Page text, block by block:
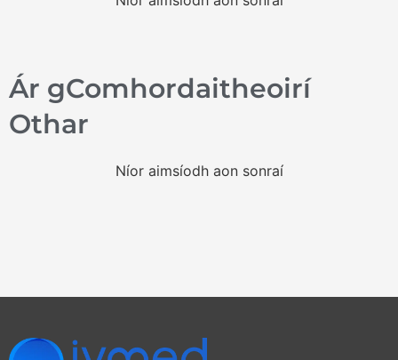
Ár gComhordaitheoirí
Othar
Níor aimsíodh aon sonraí